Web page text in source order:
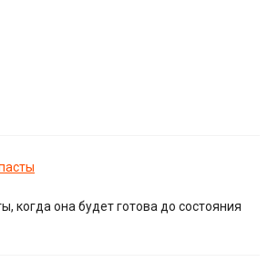
когда она будет готова до состояния